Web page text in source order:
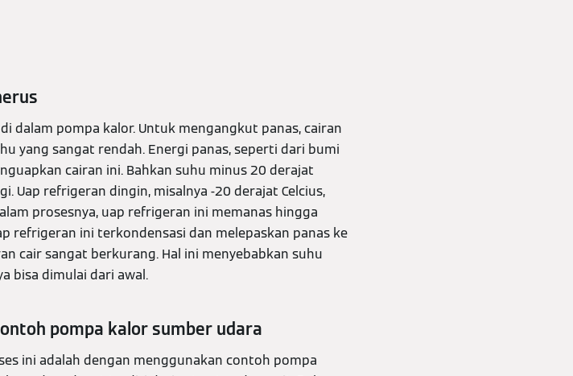
dalam pompa kalor. Untuk mengangkut panas, cairan
yang sangat rendah. Energi panas, seperti dari bumi
cairan ini. Bahkan suhu minus 20 derajat
Uap refrigeran dingin, misalnya -20 derajat Celcius,
prosesnya, uap refrigeran ini memanas hingga
refrigeran ini terkondensasi dan melepaskan panas ke
cair sangat berkurang. Hal ini menyebabkan suhu
bisa dimulai dari awal.
pompa kalor sumber udara
ini adalah dengan menggunakan contoh pompa